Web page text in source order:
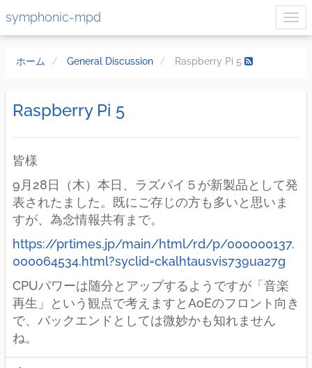
symphonic-mpd
ホーム General Discussion Raspberry Pi 5
Raspberry Pi 5
皆様
9月28日（木）本日、ラズパイ５が新製品として発
表されたました。既にご存じの方も多いと思いま
すが、為念情報共有まで。
https://prtimes.jp/main/html/rd/p/000000137.
000064534.html?syclid=ckalhtausvis739ua27g
CPUパワーは随分とアップするようですが「音楽
再生」という観点で考えますとAoEのフロント向き
で、バックエンドとしては微妙かも知れません
ね。